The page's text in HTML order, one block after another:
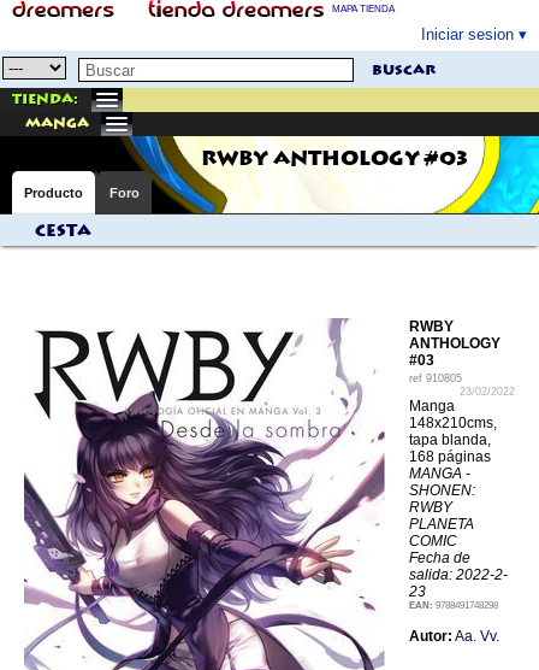
MAPA TIENDA
Iniciar sesion
buscar
Tienda:
manga
RWBY ANTHOLOGY #03
Producto Foro
Cesta
RWBY
ANTHOLOGY
#03
ref 910805
23/02/2022
Manga
148x210cms,
tapa blanda,
168 páginas
MANGA -
SHONEN:
RWBY
PLANETA
COMIC
Fecha de
salida: 2022-2-
23
EAN: 9788491748298
Autor: Aa. Vv.